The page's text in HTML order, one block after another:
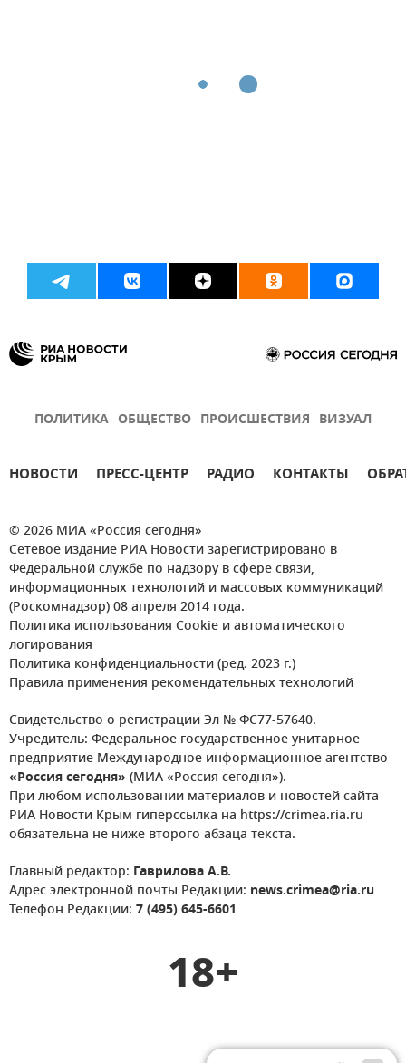
ПОЛИТИКА ОБЩЕСТВО ПРОИСШЕСТВИЯ ВИЗУАЛ
НОВОСТИ ПРЕСС-ЦЕНТР РАДИО КОНТАКТЫ
© 2026 МИА «Россия сегодня»
Сетевое издание РИА Новости зарегистрировано в
Федеральной службе по надзору в сфере связи,
информационных технологий и массовых коммуникаций
(Роскомнадзор) 08 апреля 2014 года.
Политика использования Cookie и автоматического
логирования
Политика конфиденциальности (ред. 2023 г.)
Правила применения рекомендательных технологий
Свидетельство о регистрации Эл № ФС77-57640.
Учредитель: Федеральное государственное унитарное
предприятие Международное информационное агентство
«Россия сегодня» (МИА «Россия сегодня»).
При любом использовании материалов и новостей сайта
РИА Новости Крым гиперссылка на https://crimea.ria.ru
обязательна не ниже второго абзаца текста.
Главный редактор: Гаврилова А.В.
Адрес электронной почты Редакции: news.crimea@ria.ru
Телефон Редакции: 7 (495) 645-6601
18+